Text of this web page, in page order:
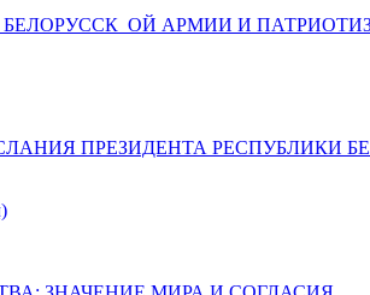
ОЙ АРМИИ И
ПРЕЗИДЕНТА РЕСПУБЛИКИ